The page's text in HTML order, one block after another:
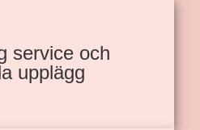
service och
upplägg